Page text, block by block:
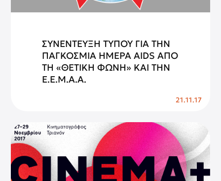
ΣΥΝΕΝΤΕΥΞΗ ΤΥΠΟΥ ΓΙΑ ΤΗΝ
ΠΑΓΚΟΣΜΙΑ ΗΜΕΡΑ AIDS ΑΠΟ
ΤΗ «ΘΕΤΙΚΗ ΦΩΝΗ» ΚΑΙ ΤΗΝ
Ε.Ε.Μ.Α.Α.
21.11.17